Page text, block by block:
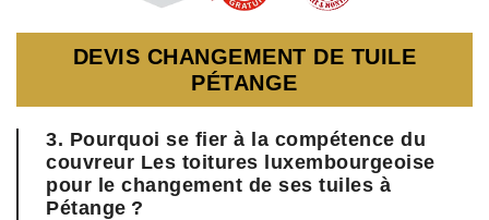
DEVIS CHANGEMENT DE TUILE
PÉTANGE
3. Pourquoi se fier à la compétence du
couvreur Les toitures luxembourgeoise
pour le changement de ses tuiles à
Pétange ?